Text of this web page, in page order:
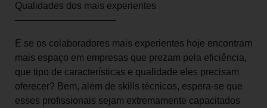
Qualidades dos mais experientes
——————————–
E se os colaboradores mais experientes hoje encontram
mais espaço em empresas que prezam pela eficiência,
que tipo de características e qualidade eles precisam
oferecer? Bem, além de skills técnicos, espera-se que
esses profissionais sejam extremamente capacitados